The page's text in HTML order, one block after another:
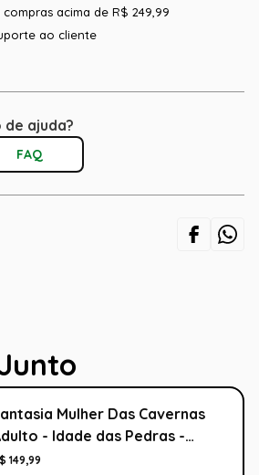
acima de R$ 249,99
ao cliente
ajuda?
FAQ
Mulher Das Cavernas
- Idade das Pedras -
149,99